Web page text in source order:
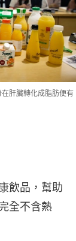
肝臟轉化成脂肪便有
飲品，幫助
全不含熱